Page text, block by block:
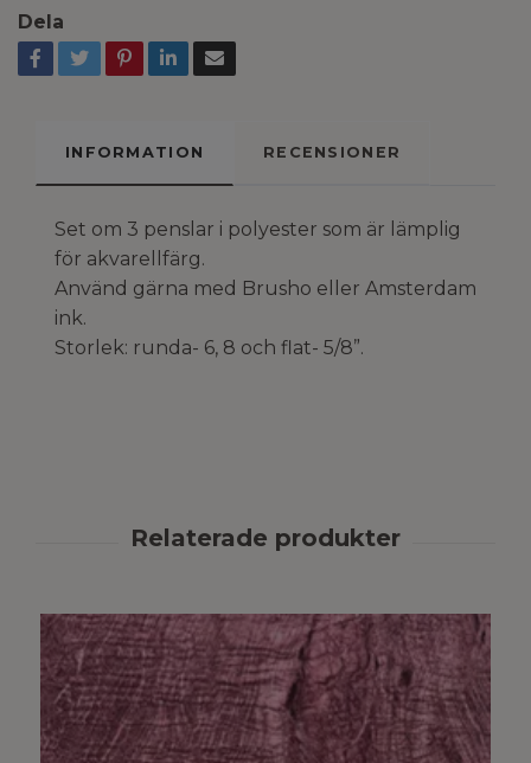
Dela
INFORMATION RECENSIONER
Set om 3 penslar i polyester som är lämplig
för akvarellfärg.
Använd gärna med Brusho eller Amsterdam
ink.
Storlek: runda- 6, 8 och flat- 5/8”.